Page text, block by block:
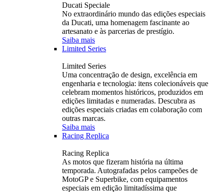
Ducati Speciale
No extraordinário mundo das edições especiais
da Ducati, uma homenagem fascinante ao
artesanato e às parcerias de prestígio.
Saiba mais
Limited Series
Limited Series
Uma concentração de design, excelência em
engenharia e tecnologia: itens colecionáveis ​​que
celebram momentos históricos, produzidos em
edições limitadas e numeradas. Descubra as
edições especiais criadas em colaboração com
outras marcas.
Saiba mais
Racing Replica
Racing Replica
As motos que fizeram história na última
temporada. Autografadas pelos campeões de
MotoGP e Superbike, com equipamentos
especiais em edição limitadíssima que